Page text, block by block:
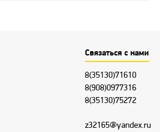
Связаться с нами
8(35130)71610
8(908)0977316
8(35130)75272
z32165@yandex.ru